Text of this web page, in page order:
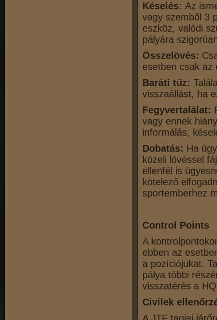
Késelés: Az
vagy szemből 3
eszköz, valódi
pályára
Összelövés:
esetben csak az
Baráti tűz:
visszaállást, ha
Fegyvertalálat:
vagy ennek
informálás,
Dobatás: Ha
közeli lövéssel
ellenfél is
kötelező
sportemberhez
Control Points
A
ebben az
a pozíciójukat.
pálya többi
visszatérés a
Civilek